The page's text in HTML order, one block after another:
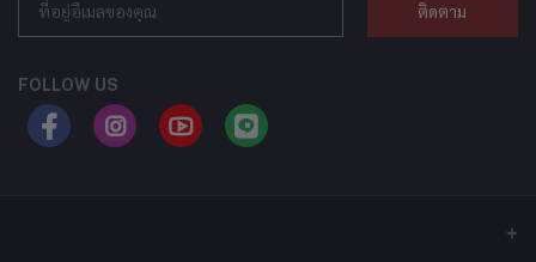
ติดตาม
FOLLOW US